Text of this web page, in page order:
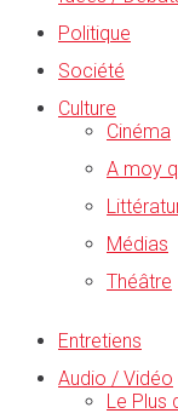
Politique
Société
Culture
Cinéma
A moy
Médias
Théâtre
Entretiens
Audio / Vidéo
Le Plus